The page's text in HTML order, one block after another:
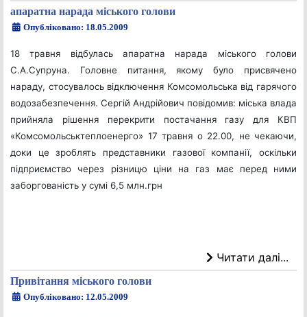
апаратна нарада міського голови
Опубліковано: 18.05.2009
18 травня відбулась апаратна нарада міського голови
С.А.Супруна. Головне питання, якому було присвячено
нараду, стосувалось відключення Комсомольська від гарячого
водозабезпечення. Сергій Андрійович повідомив: міська влада
прийняла рішення перекрити постачання газу для КВП
«Комсомольськтеплоенерго» 17 травня о 22.00, не чекаючи,
доки це зроблять представники газової компанії, оскільки
підприємство через різницю ціни на газ має перед ними
заборгованість у сумі 6,5 млн.грн
Читати далі...
Привітання міського голови
Опубліковано: 12.05.2009